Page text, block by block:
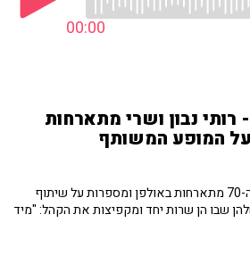
00:00
רותי נבון ושרי מתארחות
המופע המשותף
הכוכבות הענקיות של שנות ה-70 מתארחות באולפן ומספרות על שיתוף
שבו הן שרות יחד ומקפיצות את הקהל: "מיד